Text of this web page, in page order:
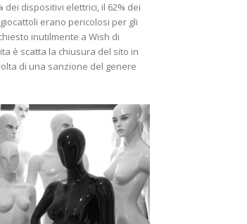
dei dispositivi elettrici, il 62% dei
erano pericolosi per gli
inutilmente a Wish di
è scatta la chiusura del sito in
di una sanzione del genere